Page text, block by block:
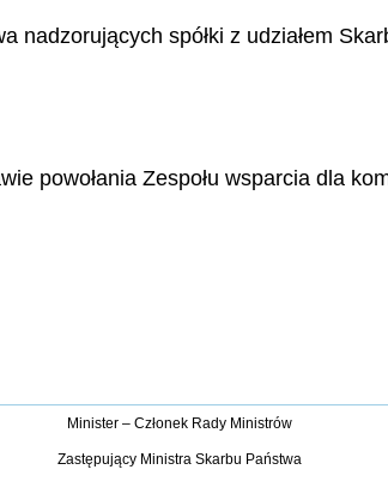
nadzorujących spółki z udziałem
powołania Zespołu wsparcia dla
Minister – Członek Rady Ministrów
Zastępujący Ministra Skarbu Państwa